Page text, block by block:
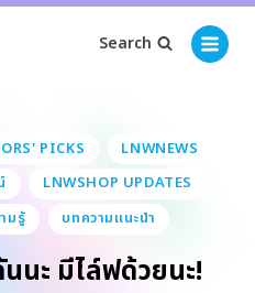
Search
PICKS
LNWNEWS
LNWSHOP UPDATES
มรู้
บทความแนะนำ
นะ มีไล์ฟด้วยนะ!